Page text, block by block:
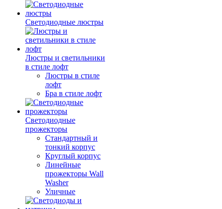
Светодиодные люстры
Люстры и светильники
в стиле лофт
Люстры в стиле
лофт
Бра в стиле лофт
Светодиодные
прожекторы
Стандартный и
тонкий корпус
Круглый корпус
Линейные
прожекторы Wall
Washer
Уличные